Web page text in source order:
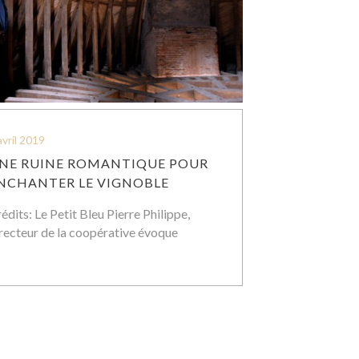
2019
RUINE ROMANTIQUE POUR
LE VIGNOBLE
Le Petit Bleu Pierre Philippe,
de la coopérative évoque